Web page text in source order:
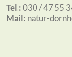
Tel.:030 / 47 55
Mail: natur-